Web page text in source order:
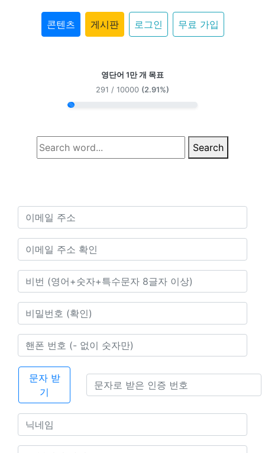
콘텐츠 게시판 로그인 무료 가입
영단어 1만 개 목표
291 / 10000 (2.91%)
Search
문자 받
기